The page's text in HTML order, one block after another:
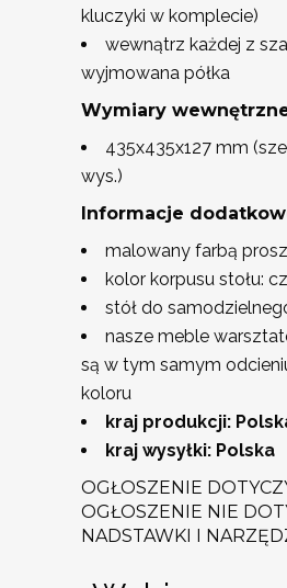
kluczyki w komplecie)
wewnątrz każdej z
wyjmowana półka
Wymiary
435x435x127 mm
wys.)
Informacje
malowany farbą
kolor korpusu stołu:
stół do
nasze meble
są w tym samym
koloru
kraj produkcji:
kraj wysyłki: Polska
OGŁOSZENIE
OGŁOSZENIE NIE
NADSTAWKI I